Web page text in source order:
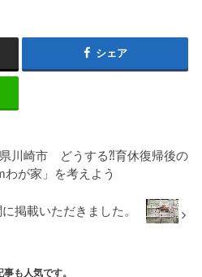
シェア
川崎市 どうする⁈育休復帰後の
が家」を考えよう
掲載いただきました。
も人気です。